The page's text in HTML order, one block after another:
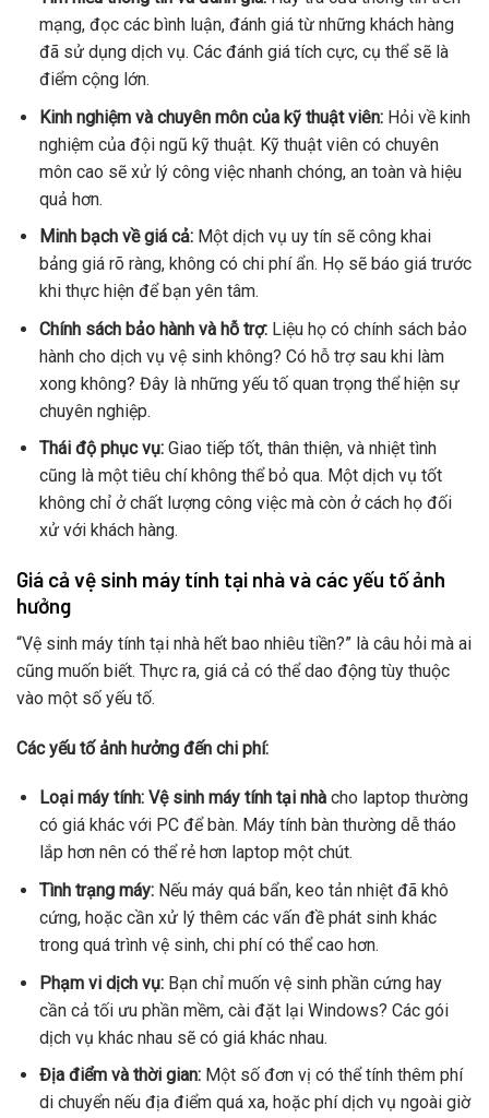
mạng, đọc các bình luận, đánh giá từ những khách hàng
đã sử dụng dịch vụ. Các đánh giá tích cực, cụ thể sẽ là
điểm cộng lớn.
Kinh nghiệm và chuyên môn của kỹ thuật viên:Hỏi về kinh
nghiệm của đội ngũ kỹ thuật. Kỹ thuật viên có chuyên
môn cao sẽ xử lý công việc nhanh chóng, an toàn và hiệu
quả hơn.
Minh bạch về giá cả:Một dịch vụ uy tín sẽ công khai
bảng giá rõ ràng, không có chi phí ẩn. Họ sẽ báo giá trước
khi thực hiện để bạn yên tâm.
Chính sách bảo hành và hỗ trợ:Liệu họ có chính sách bảo
hành cho dịch vụ vệ sinh không? Có hỗ trợ sau khi làm
xong không? Đây là những yếu tố quan trọng thể hiện sự
chuyên nghiệp.
Thái độ phục vụ:Giao tiếp tốt, thân thiện, và nhiệt tình
cũng là một tiêu chí không thể bỏ qua. Một dịch vụ tốt
không chỉ ở chất lượng công việc mà còn ở cách họ đối
xử với khách hàng.
Giá cả vệ sinh máy tính tại nhà và các yếu tố ảnh
hưởng
“Vệ sinh máy tính tại nhà hết bao nhiêu tiền?” là câu hỏi mà ai
cũng muốn biết. Thực ra, giá cả có thể dao động tùy thuộc
vào một số yếu tố.
Các yếu tố ảnh hưởng đến chi phí:
Loại máy tính: Vệ sinh máy tính tại nhàcho laptop thường
có giá khác với PC để bàn. Máy tính bàn thường dễ tháo
lắp hơn nên có thể rẻ hơn laptop một chút.
Tình trạng máy:Nếu máy quá bẩn, keo tản nhiệt đã khô
cứng, hoặc cần xử lý thêm các vấn đề phát sinh khác
trong quá trình vệ sinh, chi phí có thể cao hơn.
Phạm vi dịch vụ:Bạn chỉ muốn vệ sinh phần cứng hay
cần cả tối ưu phần mềm, cài đặt lại Windows? Các gói
dịch vụ khác nhau sẽ có giá khác nhau.
Địa điểm và thời gian:Một số đơn vị có thể tính thêm phí
di chuyển nếu địa điểm quá xa, hoặc phí dịch vụ ngoài giờ